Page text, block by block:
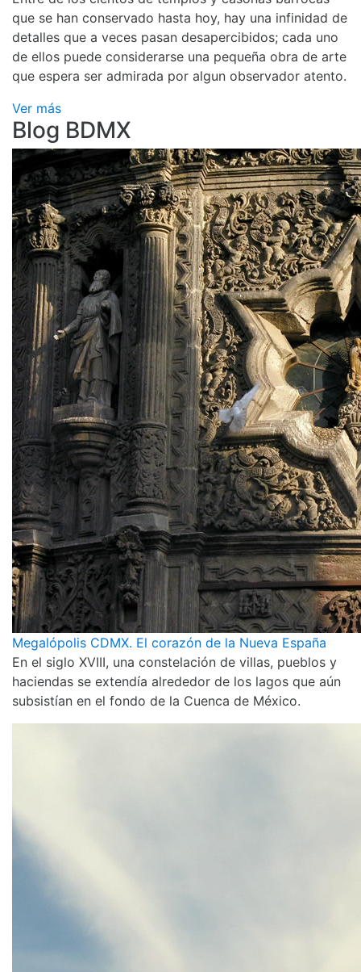
que se han conservado hasta hoy, hay una infinidad de
detalles que a veces pasan desapercibidos; cada uno
de ellos puede considerarse una pequeña obra de arte
que espera ser admirada por algun observador atento.
Ver más
Blog BDMX
Megalópolis CDMX. El corazón de la Nueva España
En el siglo XVIII, una constelación de villas, pueblos y
haciendas se extendía alrededor de los lagos que aún
subsistían en el fondo de la Cuenca de México.